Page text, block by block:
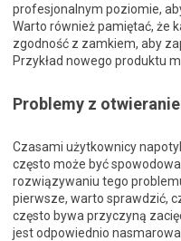
profesjonalnym poziomie,
Warto również pamiętać, że
zgodność z zamkiem, aby
Przykład nowego produktu
Problemy z
Czasami użytkownicy
często może być
rozwiązywaniu tego
pierwsze, warto sprawdzić,
często bywa przyczyną
jest odpowiednio